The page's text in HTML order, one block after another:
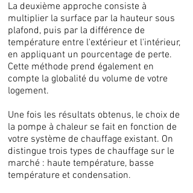
La deuxième approche consiste à
multiplier la surface par la hauteur sous
plafond, puis par la différence de
température entre l'extérieur et l'intérieur,
en appliquant un pourcentage de perte.
Cette méthode prend également en
compte la globalité du volume de votre
logement.
Une fois les résultats obtenus, le choix de
la pompe à chaleur se fait en fonction de
votre système de chauffage existant. On
distingue trois types de chauffage sur le
marché : haute température, basse
température et condensation.